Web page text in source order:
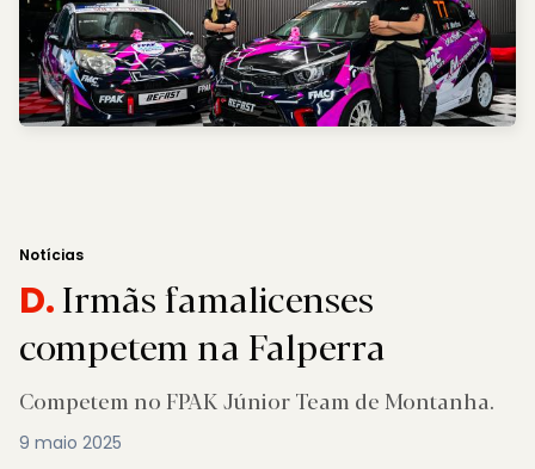
Notícias
D.Irmãs famalicenses
competem na Falperra
Competem no FPAK Júnior Team de Montanha.
9 maio 2025